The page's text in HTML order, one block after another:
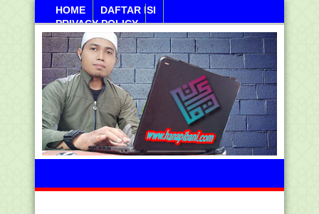
HOME
DAFTAR ISI
PRIVACY POLICY
Kamis, 06 Agustus 2026